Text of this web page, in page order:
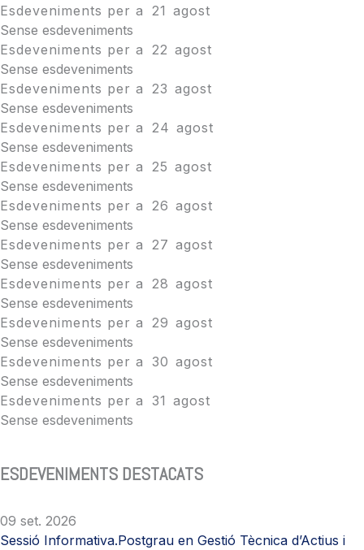
Esdeveniments per a
21 agost
Sense esdeveniments
Esdeveniments per a
22 agost
Sense esdeveniments
Esdeveniments per a
23 agost
Sense esdeveniments
Esdeveniments per a
24 agost
Sense esdeveniments
Esdeveniments per a
25 agost
Sense esdeveniments
Esdeveniments per a
26 agost
Sense esdeveniments
Esdeveniments per a
27 agost
Sense esdeveniments
Esdeveniments per a
28 agost
Sense esdeveniments
Esdeveniments per a
29 agost
Sense esdeveniments
Esdeveniments per a 30 agost
Sense esdeveniments
Esdeveniments per a 31 agost
Sense esdeveniments
ESDEVENIMENTS DESTACATS
09 set. 2026
Sessió Informativa.Postgrau en Gestió Tècnica d’Actius i